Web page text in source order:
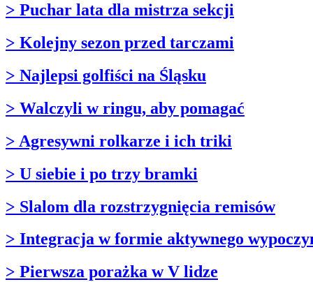
> Puchar lata dla mistrza sekcji
> Kolejny sezon przed tarczami
> Najlepsi golfiści na Śląsku
> Walczyli w ringu, aby pomagać
> Agresywni rolkarze i ich triki
> U siebie i po trzy bramki
> Slalom dla rozstrzygnięcia remisów
> Integracja w formie aktywnego
> Pierwsza porażka w V lidze